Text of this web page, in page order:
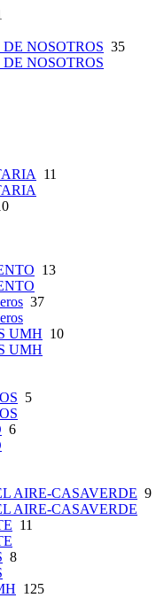
NOSOTROS 35
NOSOTROS
11
13
37
UMH 10
UMH
5
6
AIRE-CASAVERDE 9
AIRE-CASAVERDE
11
8
125